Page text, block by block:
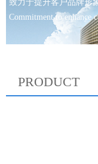
致力于提升客户品牌形
Commitment to enhance
PRODUCT